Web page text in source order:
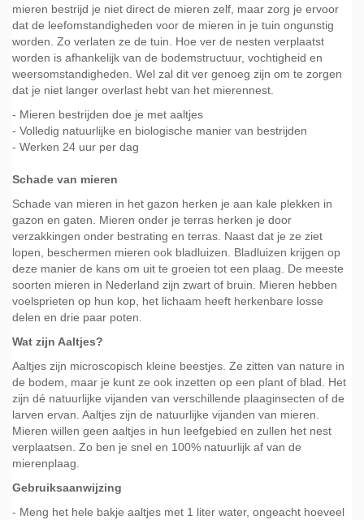
mieren bestrijd je niet direct de mieren zelf, maar zorg je ervoor
dat de leefomstandigheden voor de mieren in je tuin ongunstig
worden. Zo verlaten ze de tuin. Hoe ver de nesten verplaatst
worden is afhankelijk van de bodemstructuur, vochtigheid en
weersomstandigheden. Wel zal dit ver genoeg zijn om te zorgen
dat je niet langer overlast hebt van het mierennest.
- Mieren bestrijden doe je met aaltjes
- Volledig natuurlijke en biologische manier van bestrijden
- Werken 24 uur per dag
Schade van mieren
Schade van mieren in het gazon herken je aan kale plekken in
gazon en gaten. Mieren onder je terras herken je door
verzakkingen onder bestrating en terras. Naast dat je ze ziet
lopen, beschermen mieren ook bladluizen. Bladluizen krijgen op
deze manier de kans om uit te groeien tot een plaag. De meeste
soorten mieren in Nederland zijn zwart of bruin. Mieren hebben
voelsprieten op hun kop, het lichaam heeft herkenbare losse
delen en drie paar poten.
Wat zijn Aaltjes?
Aaltjes zijn microscopisch kleine beestjes. Ze zitten van nature in
de bodem, maar je kunt ze ook inzetten op een plant of blad. Het
zijn dé natuurlijke vijanden van verschillende plaaginsecten of de
larven ervan. Aaltjes zijn de natuurlijke vijanden van mieren.
Mieren willen geen aaltjes in hun leefgebied en zullen het nest
verplaatsen. Zo ben je snel en 100% natuurlijk af van de
mierenplaag.
Gebruiksaanwijzing
- Meng het hele bakje aaltjes met 1 liter water, ongeacht hoeveel